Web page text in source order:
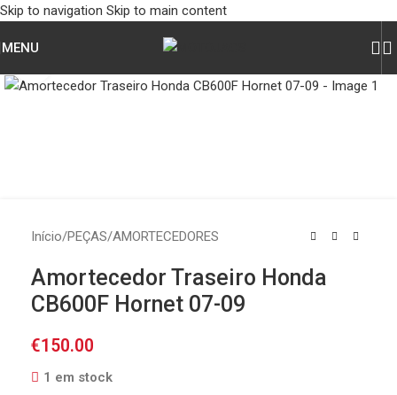
Skip to navigation Skip to main content
MENU
Início/PEÇAS/AMORTECEDORES
Amortecedor Traseiro Honda
CB600F Hornet 07-09
€150.00
1 em stock